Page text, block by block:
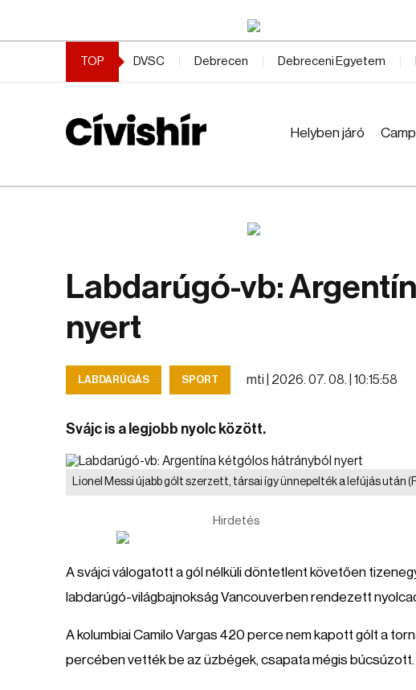
TOP DVSC Debrecen Debreceni Egyetem
Helyben járó
Labdarúgó-vb:
nyert
LABDARÚGÁS SPORT mti | 2026. 07. 08. | 10:15:58
Svájc is a legjobb nyolc között.
Lionel Messi újabb gólt szerzett, társai így ünnepelték a lefújás után
Hirdetés
A svájci válogatott a gól nélküli döntetlent követően
labdarúgó-világbajnokság Vancouverben rendezett
A kolumbiai Camilo Vargas 420 perce nem kapott gólt a
percében vették be az üzbégek, csapata mégis búcsúzott.